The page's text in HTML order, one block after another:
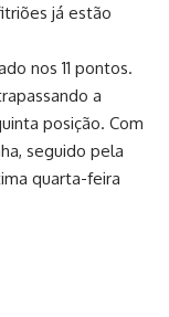
já estão
nos 11 pontos.
a
posição. Com
seguido pela
quarta-feira